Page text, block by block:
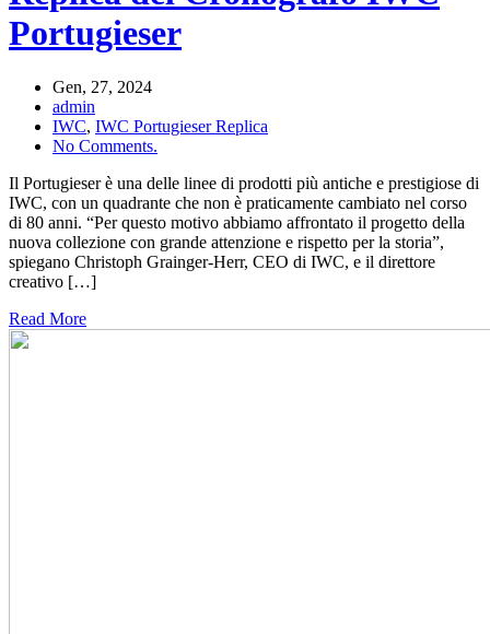
Portugieser
Gen, 27, 2024
admin
IWC, IWC Portugieser Replica
No Comments.
Il Portugieser è una delle linee di prodotti più antiche e prestigiose di
IWC, con un quadrante che non è praticamente cambiato nel corso
di 80 anni. “Per questo motivo abbiamo affrontato il progetto della
nuova collezione con grande attenzione e rispetto per la storia”,
spiegano Christoph Grainger-Herr, CEO di IWC, e il direttore
creativo […]
Read More